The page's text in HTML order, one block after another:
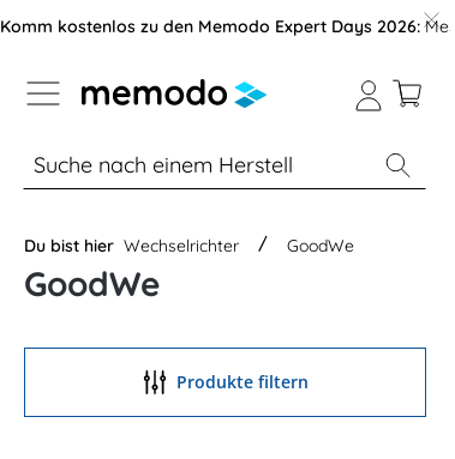
der B2B-Plattform springen
Komm kostenlos zu den Memodo Expert Days 2026:
% Sale Module Wechselrichter
Du bist hier Wechselrichter GoodWe
GoodWe
Produkte filtern